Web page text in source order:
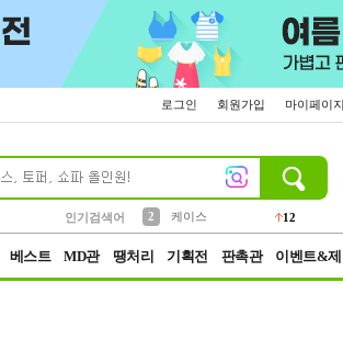
로그인 회원가입 마이페이지
인기검색어
2
케이스
12
베스트 MD관 땡처리 기획전 판촉관 이벤트&